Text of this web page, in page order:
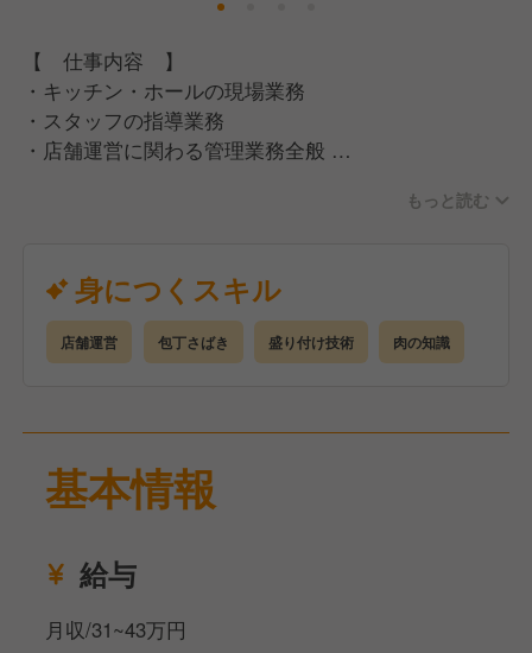
ゆくゆくは商品企画など、本部スタッフへのキャリア
パスも！
【 働きやすさバツグン☆女性もスタッフもイキイキ
活躍中！ 】
●髪型・髪色自由、ピアス・ネイルもOK！
ある程度の清潔感は求められますが、基本的に髪色・
髪型自由◎ネイルやピアスもOK！
個性を活かして、イキイキとした笑顔で働ける環境で
す！
のびのび働きたい方も、仕事を楽しみながら活躍でき
ろもおなかも満たして、その人をしあわせにするこ
【 仕事内容 】
・キッチン・ホールの現場業務
・スタッフの指導業務
・店舗運営に関わる管理業務全般
●店長候補として、店舗運営全般に携わっていただき
●業務はあなたのスキルや経験に応じてお任せしてい
きます！
●カウンターキッチンなのでお客様との距離が近く、
反応を間近に感じながら働ける環境です！
＼＼☆こんな方を歓迎します！☆／／
・これから成長していく企業で活躍したい！
・店長やマネージャーなど、上のポジションを目指し
たい！
・会社の重要なプロジェクトに関わりたい！
もっと読む
身につくスキル
店舗運営 包丁さばき 盛り付け技術 肉の知識
基本情報
給与
月収/31~43万円